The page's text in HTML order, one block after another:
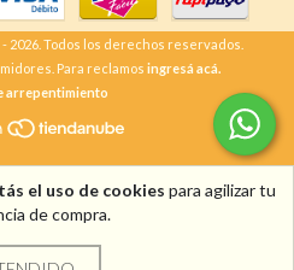
el uso de cookies para agilizar tu
de compra.
2026. Todos los derechos reservados.
Para reclamos ingresá acá.
arrepentimiento